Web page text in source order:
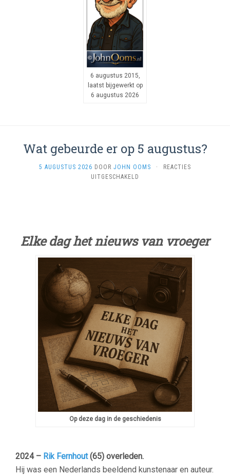
6 augustus 2015,
laatst bijgewerkt op
6 augustus 2026
Wat gebeurde er op 5 augustus?
5 AUGUSTUS 2026 DOOR JOHN OOMS ·
REACTIES
UITGESCHAKELD
Elke dag het nieuws van vroeger
Op deze dag in de geschiedenis
2024 – Rik Fernhout(65) overleden.
Hij was een Nederlands beeldend kunstenaar en auteur.